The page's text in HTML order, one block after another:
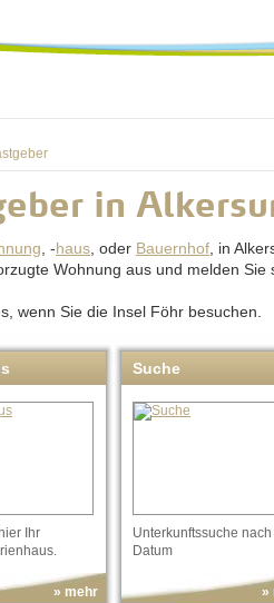
in
, -haus , oder Bauernhof , in
Wohnung aus und melden Sie
wenn Sie die Insel Föhr besuchen.
Ihr
» mehr
Suche
Unterkunftssuche nach
Datum
»